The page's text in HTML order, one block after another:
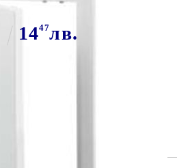
1447лв.